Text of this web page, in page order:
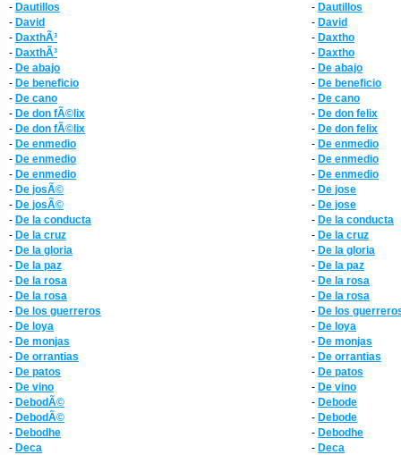
- Dautillos - Dautillos
- David - David
- DaxthÃ³ - Daxtho
- DaxthÃ³ - Daxtho
- De abajo - De abajo
- De beneficio - De beneficio
- De cano - De cano
- De don fÃ©lix - De don felix
- De don fÃ©lix - De don felix
- De enmedio - De enmedio
- De enmedio - De enmedio
- De enmedio - De enmedio
- De josÃ© - De jose
- De josÃ© - De jose
- De la conducta - De la conducta
- De la cruz - De la cruz
- De la gloria - De la gloria
- De la paz - De la paz
- De la rosa - De la rosa
- De la rosa - De la rosa
- De los guerreros - De los
- De loya - De loya
- De monjas - De monjas
- De orrantias - De orrantias
- De patos - De patos
- De vino - De vino
- DebodÃ© - Debode
- DebodÃ© - Debode
- Debodhe - Debodhe
- Deca - Deca